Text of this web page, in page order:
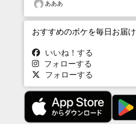
あああ
おすすめのボケを毎日お届け
いいね！する
フォローする
フォローする